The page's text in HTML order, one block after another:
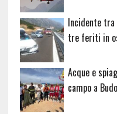
Incidente tra
tre feriti in
Acque e
campo a